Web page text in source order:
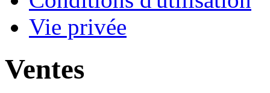
Vie privée
Ventes